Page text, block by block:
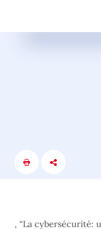
, “La cybersécurité: